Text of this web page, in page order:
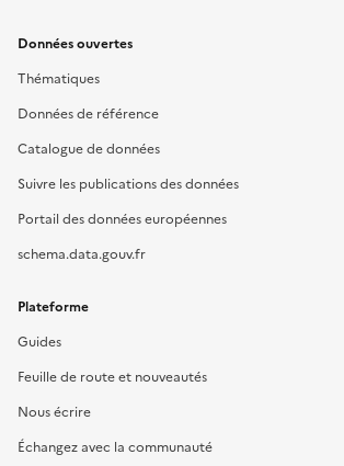
Données ouvertes
Thématiques
Données de référence
Catalogue de données
Suivre les publications des données
Portail des données européennes
schema.data.gouv.fr
Plateforme
Guides
Feuille de route et nouveautés
Nous écrire
Échangez avec la communauté